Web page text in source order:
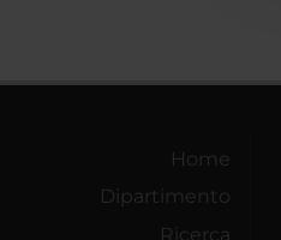
Home
Dipartimento
Ricerca